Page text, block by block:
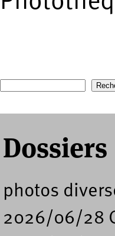
Formulaire de
Dossiers
photos
2026/06/28